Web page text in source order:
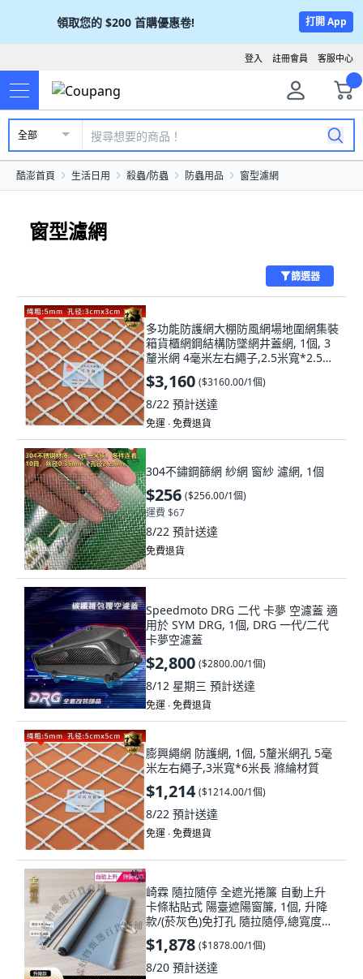
領取您的 $200 首購優惠卷! 打開 App
客服中心
註冊會員
登入
全部
酷澎首頁 生活日用 殺蟲/防蟲 防蟲用品 窗型濾網
窗型濾網
篩選器
多功能防護網大棚防風網場地圍網集裝
箱貨櫃網鋼結構防墜網井蓋網, 1個, 3
釐米網 4毫米左右繩子,2.5米寬*2.5米
長 集裝箱平櫃 10
$3,160 ($3160.00/1個)
8/22 預計送達
免運 ∙ 免費退貨
304不鏽鋼篩網 紗網 窗紗 濾網, 1個
$256 ($256.00/1個)
運費 $67
8/22 預計送達
免費退貨
Speedmoto DRG 二代 卡夢 空濾蓋 適
用於 SYM DRG, 1個, DRG 一代/二代
卡夢空濾蓋
$2,800 ($2800.00/1個)
8/12 星期三 預計送達
免運 ∙ 免費退貨
膨興繩網 防護網, 1個, 5釐米網孔 5毫
米左右繩子,3米寬*6米長 滌綸材質
$1,214 ($1214.00/1個)
8/22 預計送達
免運 ∙ 免費退貨
崎霖 隨拉隨停 全遮光捲簾 自動上升
卡條粘貼式 陽臺遮陽窗簾, 1個, 升降
款/(菸灰色)免打孔 隨拉隨停,總寬度
140（布寬138）x高150cm
$1,878 ($1878.00/1個)
8/20 預計送達